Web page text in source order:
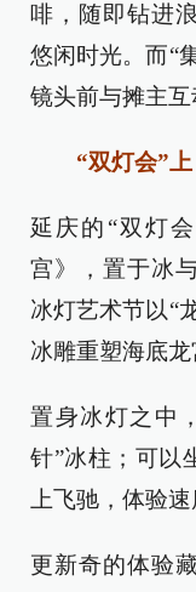
啡，随即钻进
悠闲时光。而“
镜头前与摊主互
“双灯会”上
延庆的“双灯
宫》，置于冰
冰灯艺术节以“
冰雕重塑海底龙
置身冰灯之中
针”冰柱；可以
上飞驰，体验
更新奇的体验